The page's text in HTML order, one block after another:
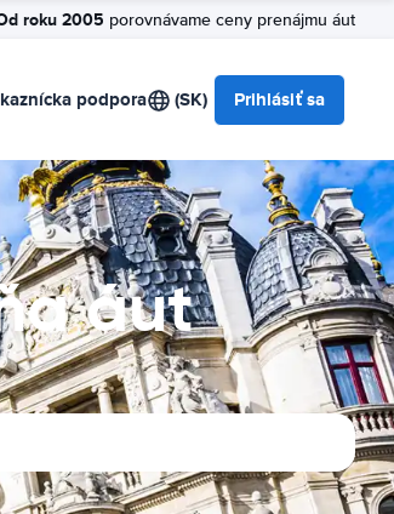
roku 2005 porovnávame ceny prenájmu áut
podpora (SK) Prihlásiť sa
áut